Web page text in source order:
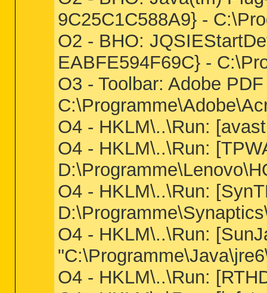
9C25C1C588A9} -
O2 - BHO:
EABFE594F69C} -
O3 - Toolbar: Adobe
O4 - HKLM\..\Run:
O4 - HKLM\..\Run:
O4 - HKLM\..\Run:
O4 - HKLM\..\Run:
O4 - HKLM\..\Run: